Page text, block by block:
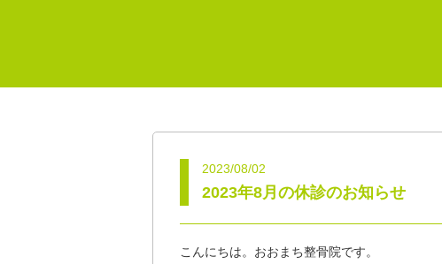
2023/08/02
2023年8月の休診のお知らせ
こんにちは。おおまち整骨院です。